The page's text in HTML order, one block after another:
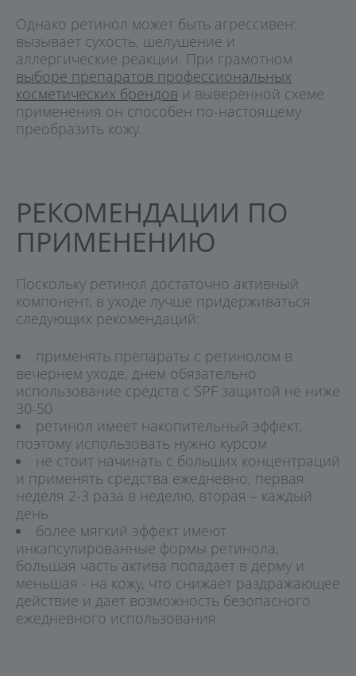
Однако ретинол может быть агрессивен:
вызывает сухость, шелушение и
аллергические реакции. При грамотном
выборе препаратов профессиональных
косметических брендов и выверенной схеме
применения он способен по-настоящему
преобразить кожу.
РЕКОМЕНДАЦИИ ПО
ПРИМЕНЕНИЮ
Поскольку ретинол достаточно активный
компонент, в уходе лучше придерживаться
следующих рекомендаций:
применять препараты с ретинолом в
вечернем уходе, днем обязательно
использование средств с SPF защитой не ниже
30-50
ретинол имеет накопительный эффект,
поэтому использовать нужно курсом
не стоит начинать с больших концентраций
и применять средства ежедневно, первая
неделя 2-3 раза в неделю, вторая – каждый
день
более мягкий эффект имеют
инкапсулированные формы ретинола,
большая часть актива попадает в дерму и
меньшая - на кожу, что снижает раздражающее
действие и дает возможность безопасного
ежедневного использования